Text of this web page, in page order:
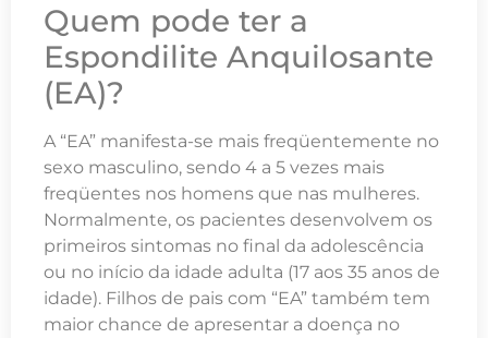
Quem pode ter a
Espondilite Anquilosante
(EA)?
A “EA” manifesta-se mais freqüentemente no
sexo masculino, sendo 4 a 5 vezes mais
freqüentes nos homens que nas mulheres.
Normalmente, os pacientes desenvolvem os
primeiros sintomas no final da adolescência
ou no início da idade adulta (17 aos 35 anos de
idade). Filhos de pais com “EA” também tem
maior chance de apresentar a doença no